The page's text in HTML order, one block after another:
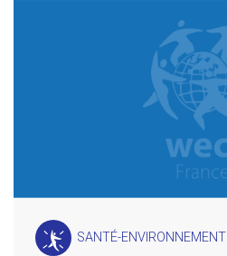
SANTÉ-ENVIRONNEMENT